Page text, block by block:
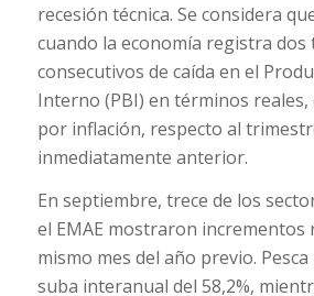
recesión técnica. Se considera
cuando la economía registra
consecutivos de caída en el
Interno (PBI) en términos reales,
por inflación, respecto al
inmediatamente anterior.
En septiembre, trece de los
el EMAE mostraron incrementos
mismo mes del año previo.
suba interanual del 58,2%,